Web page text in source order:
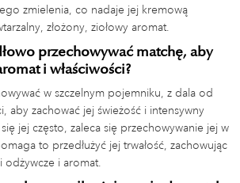
zmielenia, co nadaje jej kremową
złożony, ziołowy aromat.
przechowywać matchę, aby
i właściwości?
w szczelnym pojemniku, z dala od
aby zachować jej świeżość i intensywny
jej często, zaleca się przechowywanie jej w
to przedłużyć jej trwałość, zachowując
odżywcze i aromat.